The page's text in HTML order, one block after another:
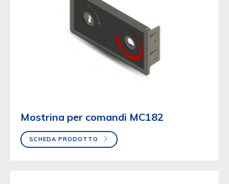
Mostrina per comandi MC182
SCHEDA PRODOTTO